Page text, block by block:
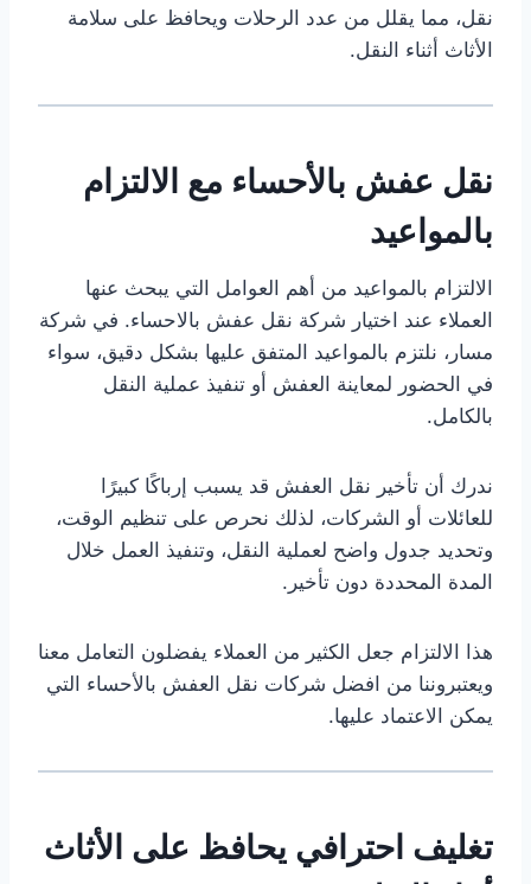
نقل، مما يقلل من عدد الرحلات ويحافظ على سلامة
الأثاث أثناء النقل.
نقل عفش بالأحساء مع الالتزام
بالمواعيد
الالتزام بالمواعيد من أهم العوامل التي يبحث عنها
العملاء عند اختيار شركة نقل عفش بالاحساء. في شركة
مسار، نلتزم بالمواعيد المتفق عليها بشكل دقيق، سواء
في الحضور لمعاينة العفش أو تنفيذ عملية النقل
بالكامل.
ندرك أن تأخير نقل العفش قد يسبب إرباكًا كبيرًا
للعائلات أو الشركات، لذلك نحرص على تنظيم الوقت،
وتحديد جدول واضح لعملية النقل، وتنفيذ العمل خلال
المدة المحددة دون تأخير.
هذا الالتزام جعل الكثير من العملاء يفضلون التعامل معنا
ويعتبروننا من افضل شركات نقل العفش بالأحساء التي
يمكن الاعتماد عليها.
تغليف احترافي يحافظ على الأثاث